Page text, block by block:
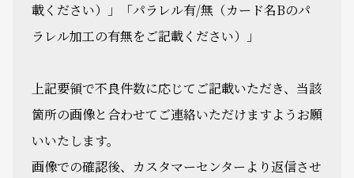
載ください）」「パラレル有/無（カード名Bのパ
ラレル加工の有無をご記載ください）」
上記要領で不良件数に応じてご記載いただき、当該
箇所の画像と合わせてご連絡いただけますようお願
いいたします。
画像での確認後、カスタマーセンターより返信させ